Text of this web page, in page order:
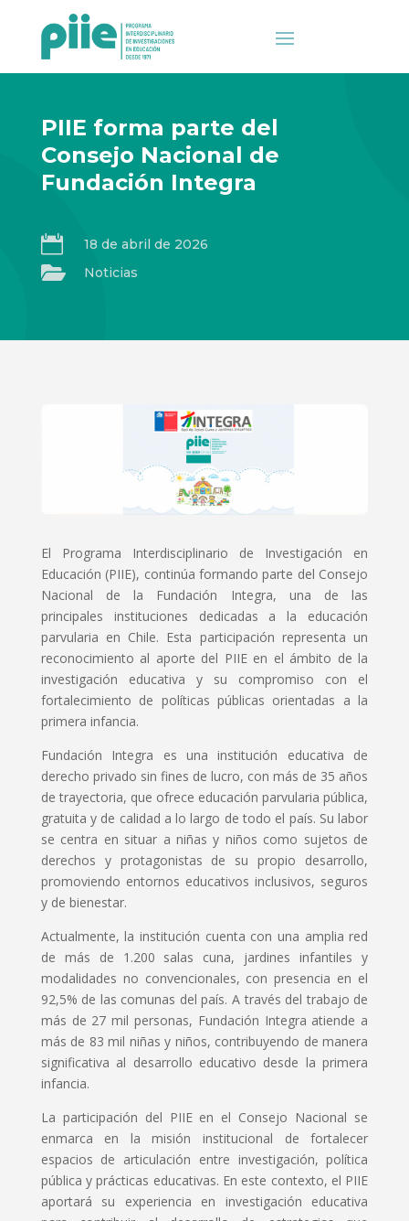
PIIE forma parte del
Consejo Nacional de
Fundación Integra
 18 de abril de 2026
 Noticias
El Programa Interdisciplinario de Investigación en
Educación (PIIE), continúa formando parte del Consejo
Nacional de la Fundación Integra, una de las
principales instituciones dedicadas a la educación
parvularia en Chile. Esta participación representa un
reconocimiento al aporte del PIIE en el ámbito de la
investigación educativa y su compromiso con el
fortalecimiento de políticas públicas orientadas a la
primera infancia.
Fundación Integra es una institución educativa de
derecho privado sin fines de lucro, con más de 35 años
de trayectoria, que ofrece educación parvularia pública,
gratuita y de calidad a lo largo de todo el país. Su labor
se centra en situar a niñas y niños como sujetos de
derechos y protagonistas de su propio desarrollo,
promoviendo entornos educativos inclusivos, seguros
y de bienestar.
Actualmente, la institución cuenta con una amplia red
de más de 1.200 salas cuna, jardines infantiles y
modalidades no convencionales, con presencia en el
92,5% de las comunas del país. A través del trabajo de
más de 27 mil personas, Fundación Integra atiende a
más de 83 mil niñas y niños, contribuyendo de manera
significativa al desarrollo educativo desde la primera
infancia.
La participación del PIIE en el Consejo Nacional se
enmarca en la misión institucional de fortalecer
espacios de articulación entre investigación, política
pública y prácticas educativas. En este contexto, el PIIE
aportará su experiencia en investigación educativa